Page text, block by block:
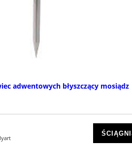
adwentowych błyszczący mosiądz